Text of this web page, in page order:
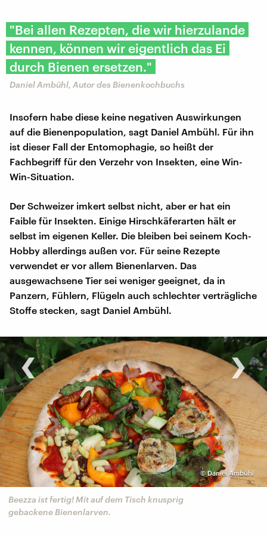
"Bei allen Rezepten, die wir hierzulande
kennen, können wir eigentlich das Ei
durch Bienen ersetzen."
Daniel Ambühl, Autor des Bienenkochbuchs
Insofern habe diese keine negativen Auswirkungen
auf die Bienenpopulation, sagt Daniel Ambühl. Für ihn
ist dieser Fall der Entomophagie, so heißt der
Fachbegriff für den Verzehr von Insekten, eine Win-
Win-Situation.
Der Schweizer imkert selbst nicht, aber er hat ein
Faible für Insekten. Einige Hirschkäferarten hält er
selbst im eigenen Keller. Die bleiben bei seinem Koch-
Hobby allerdings außen vor. Für seine Rezepte
verwendet er vor allem Bienenlarven. Das
ausgewachsene Tier sei weniger geeignet, da in
Panzern, Fühlern, Flügeln auch schlechter verträgliche
Stoffe stecken, sagt Daniel Ambühl.
©Daniel Ambühl
Beezza ist fertig! Mit auf dem Tisch knusprig
gebackene Bienenlarven.
‹ ›